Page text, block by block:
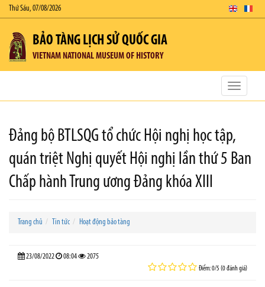
Thứ Sáu, 07/08/2026
BẢO TÀNG LỊCH SỬ QUỐC GIA
VIETNAM NATIONAL MUSEUM OF HISTORY
Toggle
Đảng bộ BTLSQG tổ chức Hội nghị học tập,
quán triệt Nghị quyết Hội nghị lần thứ 5 Ban
Chấp hành Trung ương Đảng khóa XIII
Trang chủ Tin tức Hoạt động bảo tàng
23/08/2022 08:04 2075
Điểm: 0/5 (0 đánh giá)